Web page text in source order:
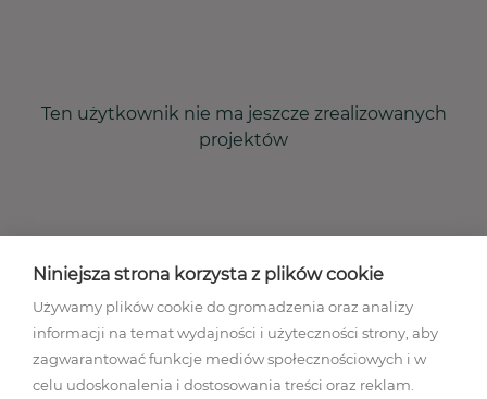
Ten użytkownik nie ma jeszcze zrealizowanych
projektów
Niniejsza strona korzysta z plików cookie
Używamy plików cookie do gromadzenia oraz analizy
informacji na temat wydajności i użyteczności strony, aby
zagwarantować funkcje mediów społecznościowych i w
celu udoskonalenia i dostosowania treści oraz reklam.